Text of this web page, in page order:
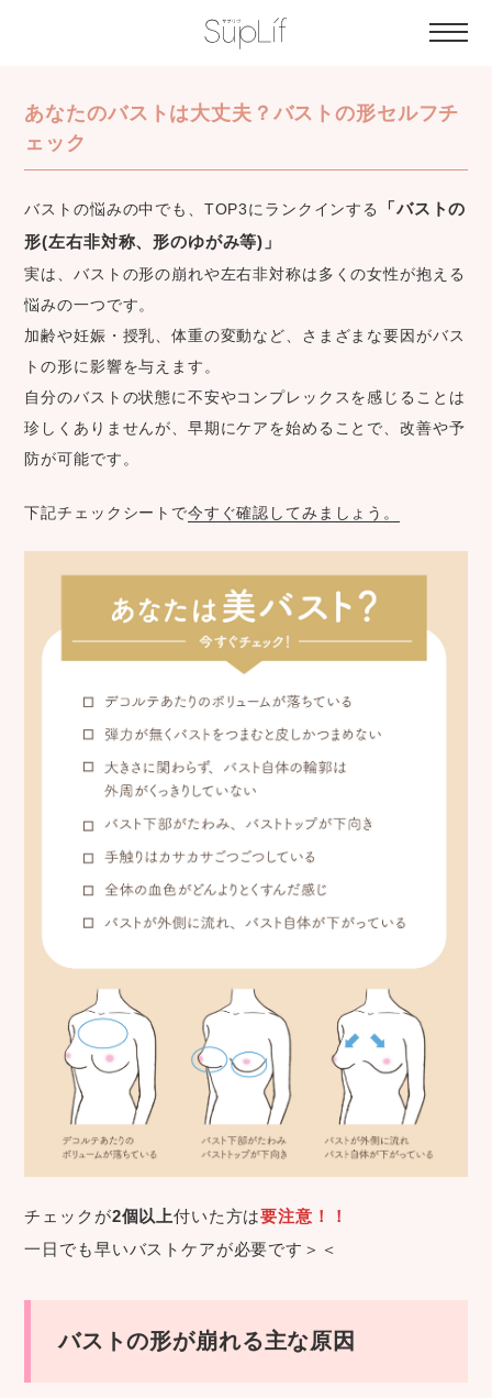
あなたのバストは大丈夫？バストの形セルフチ
ェック
バストの悩みの中でも、TOP3にランクインする
「バストの
形(左右非対称、形のゆがみ等)」
実は、バストの形の崩れや左右非対称は多くの女性が抱える
悩みの一つです。
加齢や妊娠・授乳、体重の変動など、さまざまな要因がバス
トの形に影響を与えます。
自分のバストの状態に不安やコンプレックスを感じることは
珍しくありませんが、早期にケアを始めることで、改善や予
防が可能です。
下記チェックシートで今すぐ確認してみましょう。
チェックが2個以上付いた方は要注意！！
一日でも早いバストケアが必要です＞＜
バストの形が崩れる主な原因